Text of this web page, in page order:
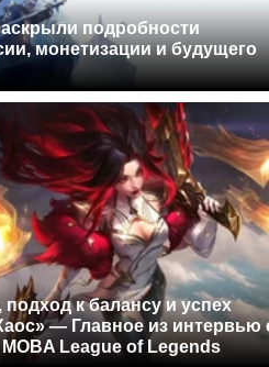
подробности
монетизации и будущего
подход к балансу и успех
— Главное из интервью
League of Legends